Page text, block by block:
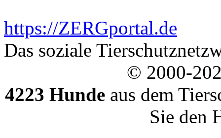
https://ZERGportal.de
Das soziale
© 2000-
4223 Hundeaus dem
Sie den